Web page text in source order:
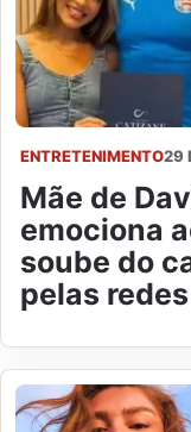
ENTRETENIMENTO29
Mãe de
emociona
soube do
pelas